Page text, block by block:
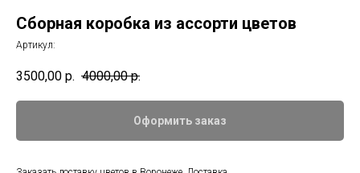
Сборная коробка из ассорти цветов
Артикул:
3500,00 р. 4000,00 р.
Оформить заказ